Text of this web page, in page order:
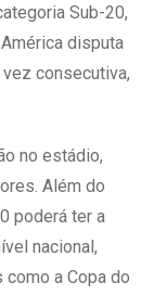
Sub-20,
disputa
consecutiva,
no estádio,
Além do
poderá ter a
nacional,
a Copa do